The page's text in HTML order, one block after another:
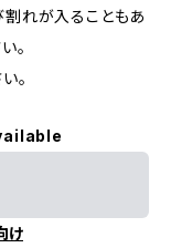
れが入ることもあ
。
。
け